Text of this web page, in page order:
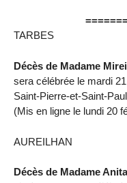
TARBES
Décès de Madame
sera célébrée le mardi
Saint-Pierre-et-Saint-
(Mis en ligne le lundi 20
AUREILHAN
Décès de Madame